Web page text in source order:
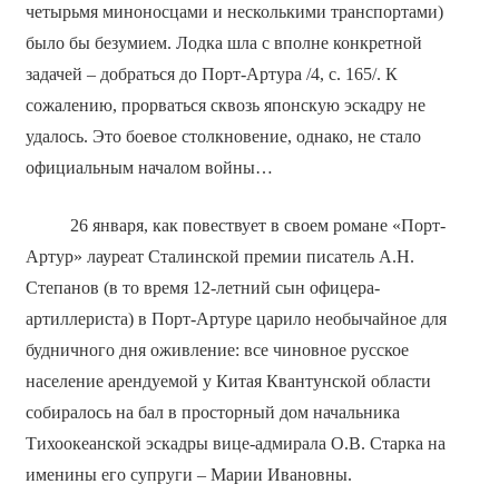
четырьмя миноносцами и несколькими транспортами)
было бы безумием. Лодка шла с вполне конкретной
задачей – добраться до Порт-Артура /4, с. 165/. К
сожалению, прорваться сквозь японскую эскадру не
удалось. Это боевое столкновение, однако, не стало
официальным началом войны…
26 января, как повествует в своем романе «Порт-
Артур» лауреат Сталинской премии писатель А.Н.
Степанов (в то время 12-летний сын офицера-
артиллериста) в Порт-Артуре царило необычайное для
будничного дня оживление: все чиновное русское
население арендуемой у Китая Квантунской области
собиралось на бал в просторный дом начальника
Тихоокеанской эскадры вице-адмирала О.В. Старка на
именины его супруги – Марии Ивановны.